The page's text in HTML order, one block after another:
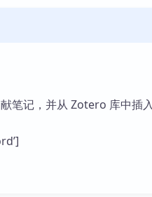
笔记，并从 Zotero 库中插